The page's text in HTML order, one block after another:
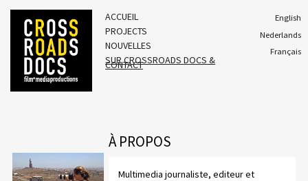
ACCUEIL
PROJECTS
NOUVELLES
SUR CROSSROADS DOCS &
CONTACT
English
Nederlands
Français
À PROPOS
Multimedia journaliste, editeur et